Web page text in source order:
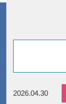
2026.04.30